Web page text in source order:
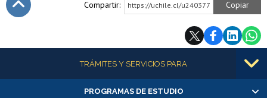
Compartir: https://uchile.cl/u240377 Copiar
Más informaciónTRÁMITES Y SERVICIOS PARA
Alumnas/os y exalumnas/os
PROGRAMAS DE ESTUDIO